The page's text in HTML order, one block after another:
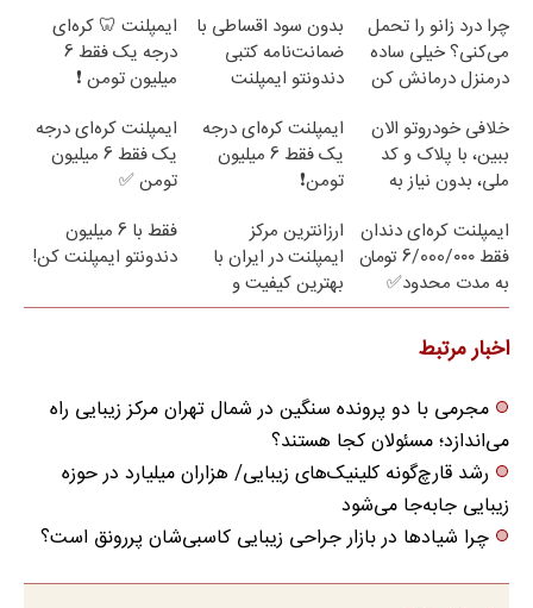
چرا درد زانو را تحمل
می‌کنی؟ خیلی ساده
درمنزل درمانش کن
بدون سود اقساطی با
ضمانت‌نامه کتبی
دندونتو ایمپلنت
ایمپلنت 🦷 کره‌ای
درجه یک فقط 6
میلیون تومن ❗
خلافی خودروتو الان
ببین، با پلاک و کد
ملی، بدون نیاز به
ایمپلنت کره‌ای درجه
یک فقط 6 میلیون
تومن❗
ایمپلنت کره‌ای درجه
یک فقط 6 میلیون
تومن ✅
ایمپلنت کره‌ای دندان
فقط 6/000/۰۰۰ تومان
به مدت محدود✅
ارزانترین مرکز
ایمپلنت در ایران با
بهترین کیفیت و
قیمت
فقط با 6 میلیون
دندونتو ایمپلنت کن!
اخبار مرتبط
مجرمی با دو پرونده سنگین در شمال تهران مرکز زیبایی راه
می‌اندازد؛ مسئولان کجا هستند؟
رشد قارچ‌گونه کلینیک‌های زیبایی/ هزاران میلیارد در حوزه
زیبایی جابه‌جا می‌شود
چرا شیادها در بازار جراحی زیبایی کاسبی‌شان پررونق است؟